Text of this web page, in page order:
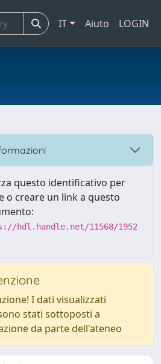
IT Aiuto LOGIN
questo identificativo per
o creare un link a questo
hdl.handle.net/11568/1952
I dati visualizzati
stati sottoposti a
da parte dell'ateneo